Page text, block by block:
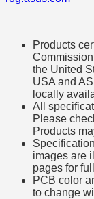
Products
the United
USA and
locally
All
Please
Products
images are
pages for
PCB color
to change